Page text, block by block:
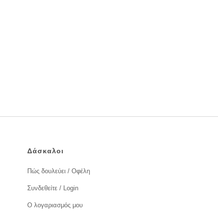
Δάσκαλοι
Πώς δουλεύει / Οφέλη
Συνδεθείτε / Login
Ο λογαριασμός μου